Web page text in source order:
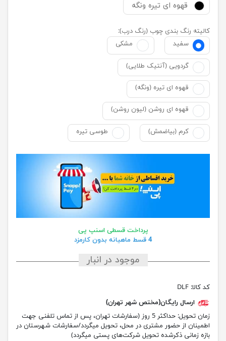
قهوه ای تیره ونگه
کالیته رنگ بندی چوب (رنگ درب):
سفید
مشکی
گردویی (آنتیک طلایی)
قهوه ای تیره (ونگه)
قهوه ای روشن (لیون روشن)
کرم (بیاضمش) طوسی تیره
پرداخت قسطی اسنپ پی
4 قسط ماهیانه بدون کارمزد
موجود در انبار
کد کالا: DLF
ارسال رایگان(مختص شهر تهران)
زمان تحویل:
حداکثر 5 روز (سفارشات تهران، پس از تماس تلفنی جهت
اطمینان از حضور مشتری در محل، تحویل میگردد/سفارشات شهرستان در
بازه زمانی ذکرشده تحویل شرکت‌های پستی میگردد)